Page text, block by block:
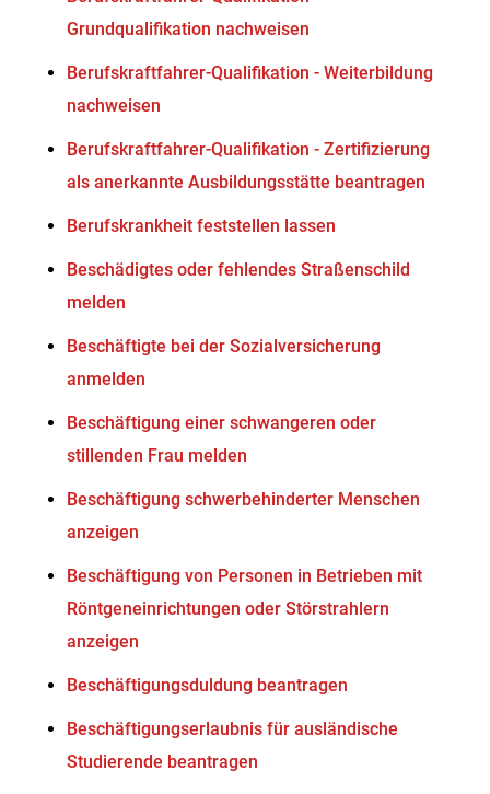
Grundqualifikation nachweisen
Berufskraftfahrer-Qualifikation - Weiterbildung
nachweisen
Berufskraftfahrer-Qualifikation - Zertifizierung
als anerkannte Ausbildungsstätte beantragen
Berufskrankheit feststellen lassen
Beschädigtes oder fehlendes Straßenschild
melden
Beschäftigte bei der Sozialversicherung
anmelden
Beschäftigung einer schwangeren oder
stillenden Frau melden
Beschäftigung schwerbehinderter Menschen
anzeigen
Beschäftigung von Personen in Betrieben mit
Röntgeneinrichtungen oder Störstrahlern
anzeigen
Beschäftigungsduldung beantragen
Beschäftigungserlaubnis für ausländische
Studierende beantragen